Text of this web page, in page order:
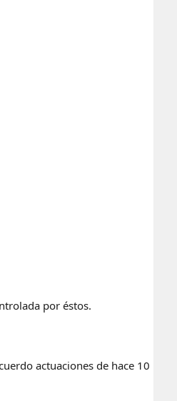
por éstos.
actuaciones de hace 10